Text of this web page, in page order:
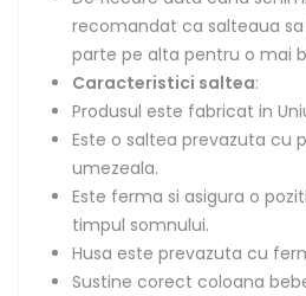
recomandat ca salteaua
parte pe alta pentru o mai
Caracteristici saltea:
Produsul este fabricat in
Este o saltea prevazuta cu
umezeala.
Este ferma si asigura o
timpul somnului.
Husa este prevazuta cu
Sustine corect coloana